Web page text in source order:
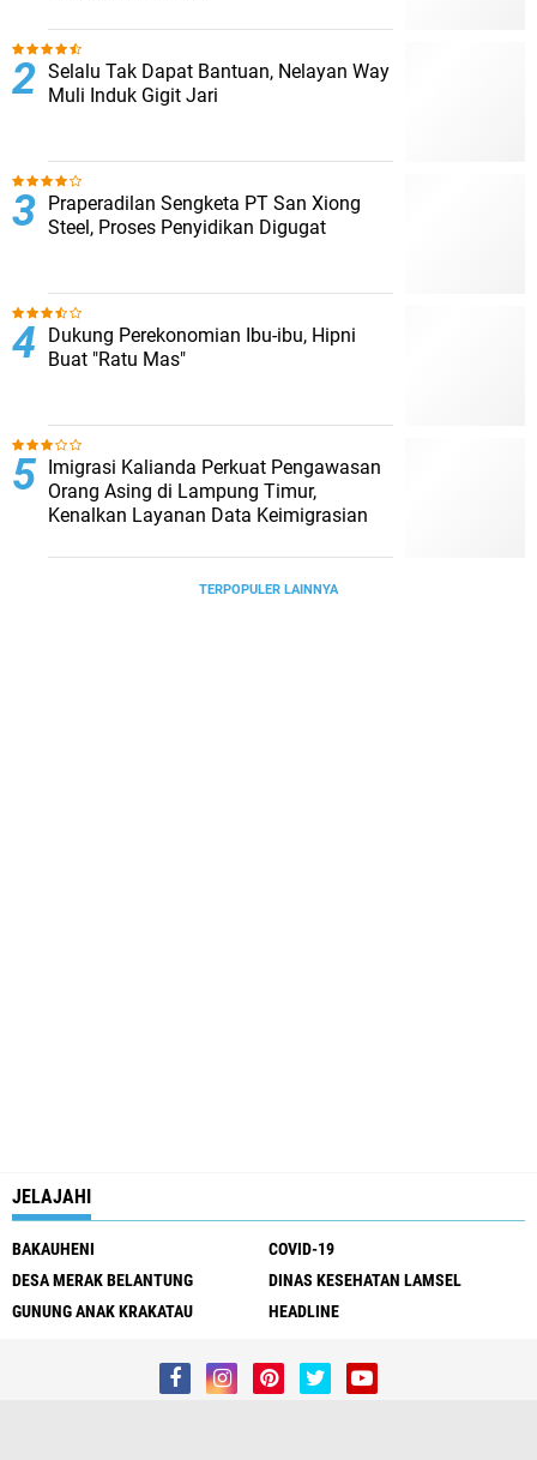
Selalu Tak Dapat Bantuan, Nelayan Way
Muli Induk Gigit Jari
Praperadilan Sengketa PT San Xiong
Steel, Proses Penyidikan Digugat
Dukung Perekonomian Ibu-ibu, Hipni
Buat "Ratu Mas"
Imigrasi Kalianda Perkuat Pengawasan
Orang Asing di Lampung Timur,
Kenalkan Layanan Data Keimigrasian
TERPOPULER LAINNYA
JELAJAHI
BAKAUHENI
COVID-19
DESA MERAK BELANTUNG
DINAS KESEHATAN LAMSEL
GUNUNG ANAK KRAKATAU
HEADLINE